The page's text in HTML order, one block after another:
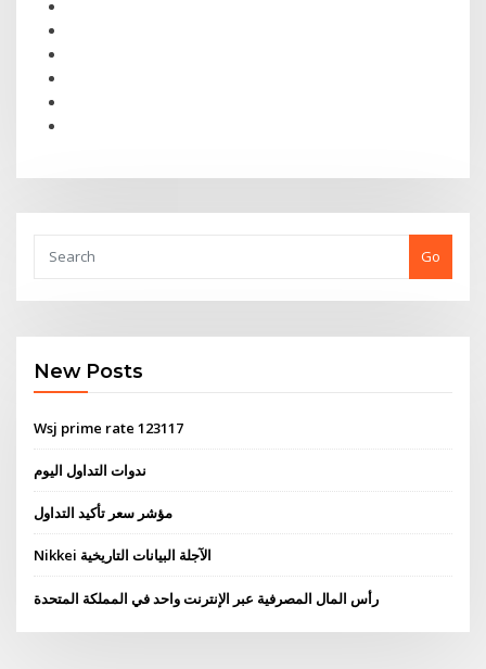
Go
New Posts
Wsj prime rate 123117
ندوات التداول اليوم
مؤشر سعر تأكيد التداول
Nikkei الآجلة البيانات التاريخية
رأس المال المصرفية عبر الإنترنت واحد في المملكة المتحدة